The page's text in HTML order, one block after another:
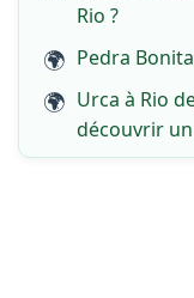
Rio ?
Pedra
Urca à Rio
découvrir